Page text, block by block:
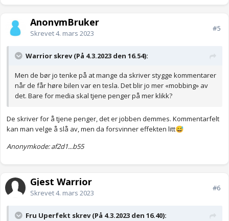
AnonymBruker
Skrevet4. mars 2023
#5
Warrior skrev (På 4.3.2023 den 16.54):
Men de bør jo tenke på at mange da skriver stygge kommentarer
når de får høre bilen var en tesla. Det blir jo mer «mobbing» av
det. Bare for media skal tjene penger på mer klikk?
De skriver for å tjene penger, det er jobben demmes. Kommentarfelt
kan man velge å slå av, men da forsvinner effekten litt😅
Anonymkode: af2d1...b55
Gjest Warrior
Skrevet4. mars 2023
#6
Fru Uperfekt skrev (På 4.3.2023 den 16.40):